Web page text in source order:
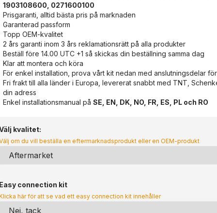
1903108600, 0271600100
Prisgaranti, alltid bästa pris på marknaden
Garanterad passform
Topp OEM-kvalitet
2 års garanti inom 3 års reklamationsrätt på alla produkter
Beställ före 14.00 UTC +1 så skickas din beställning samma dag
Klar att montera och köra
För enkel installation, prova vårt kit nedan med anslutningsdelar
Fri frakt till alla länder i Europa, levererat snabbt med TNT,
din adress
Enkel installationsmanual på SE, EN, DK, NO, FR, ES, PL och RO
kvalitet:
om du vill beställa en eftermarknadsprodukt eller en OEM-produkt
Easy connection kit
här för att se vad ett easy connection kit innehåller